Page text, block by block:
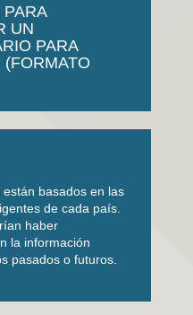
UN
PARA
(FORMATO
basados en las
de cada país.
haber
la información
pasados o futuros.